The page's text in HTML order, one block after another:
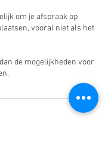
om je afspraak op
vooral niet als het
de mogelijkheden voor